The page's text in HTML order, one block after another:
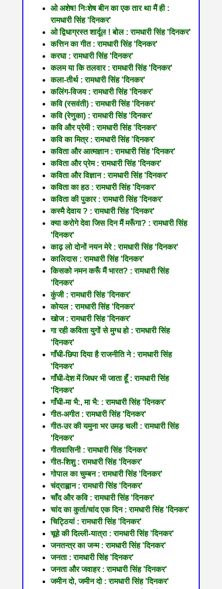
ओ अशेष! निःशेष बीन का एक तार था मैं ही :
रामधारी सिंह 'दिनकर'
ओ द्विधाग्रस्त शार्दूल ! बोल : रामधारी सिंह 'दिनकर'
कत्तिन का गीत : रामधारी सिंह 'दिनकर'
करघा : रामधारी सिंह 'दिनकर'
कलम या कि तलवार : रामधारी सिंह 'दिनकर'
कला-तीर्थ : रामधारी सिंह 'दिनकर'
कलिंग-विजय : रामधारी सिंह 'दिनकर'
कवि (रसवंती) : रामधारी सिंह 'दिनकर'
कवि (रेणुका) : रामधारी सिंह 'दिनकर'
कवि और प्रेमी : रामधारी सिंह 'दिनकर'
कवि का मित्र : रामधारी सिंह 'दिनकर'
कविता और आत्मज्ञान : रामधारी सिंह 'दिनकर'
कविता और प्रेम : रामधारी सिंह 'दिनकर'
कविता और विज्ञान : रामधारी सिंह 'दिनकर'
कविता का हठ : रामधारी सिंह 'दिनकर'
कविता की पुकार : रामधारी सिंह 'दिनकर'
कस्मै देवाय ? : रामधारी सिंह 'दिनकर'
क्या करोगे देवा जिस दिन मैं मरूँगा? : रामधारी सिंह
'दिनकर'
काढ़ लो दोनों नयन मेरे : रामधारी सिंह 'दिनकर'
कालिदास : रामधारी सिंह 'दिनकर'
किसको नमन करूँ मैं भारत? : रामधारी सिंह
'दिनकर'
कुंजी : रामधारी सिंह 'दिनकर'
कोयल : रामधारी सिंह 'दिनकर'
खोज : रामधारी सिंह 'दिनकर'
गा रही कविता युगों से मुग्ध हो : रामधारी सिंह
'दिनकर'
गाँधी-छिपा दिया है राजनीति ने : रामधारी सिंह
'दिनकर'
गाँधी-देश में जिधर भी जाता हूँ : रामधारी सिंह
'दिनकर'
गाँधी-मा भै:, मा भै: : रामधारी सिंह 'दिनकर'
गीत-अगीत : रामधारी सिंह 'दिनकर'
गीत-उर की यमुना भर उमड़ चली : रामधारी सिंह
'दिनकर'
गीतवासिनी : रामधारी सिंह 'दिनकर'
गीत-शिशु : रामधारी सिंह 'दिनकर'
गोपाल का चुम्बन : रामधारी सिंह 'दिनकर'
चंद्राह्वान : रामधारी सिंह 'दिनकर'
चाँद और कवि : रामधारी सिंह 'दिनकर'
चांद का कुर्ता/चांद एक दिन : रामधारी सिंह 'दिनकर'
चिट्ठियां : रामधारी सिंह 'दिनकर'
चूहे की दिल्ली-यात्रा : रामधारी सिंह 'दिनकर'
जनतन्त्र का जन्म : रामधारी सिंह 'दिनकर'
जनता : रामधारी सिंह 'दिनकर'
जनता और जवाहर : रामधारी सिंह 'दिनकर'
जमीन दो, जमीन दो : रामधारी सिंह 'दिनकर'